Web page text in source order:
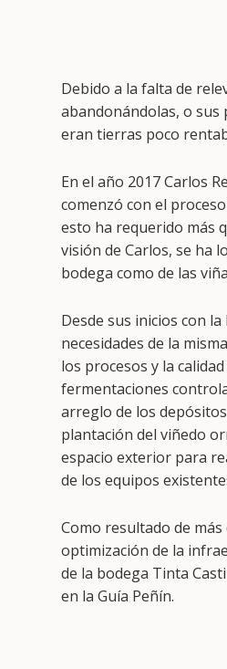
Debido a la falta de
abandonándolas, o
eran tierras poco
En el año 2017 Carlos
comenzó con el
esto ha requerido más
visión de Carlos, se ha
bodega como de las
Desde sus inicios con
necesidades de la
los procesos y la
fermentaciones
arreglo de los
plantación del viñedo
espacio exterior para
de los equipos
Como resultado de
optimización de la
de la bodega Tinta
en la Guía Peñín.